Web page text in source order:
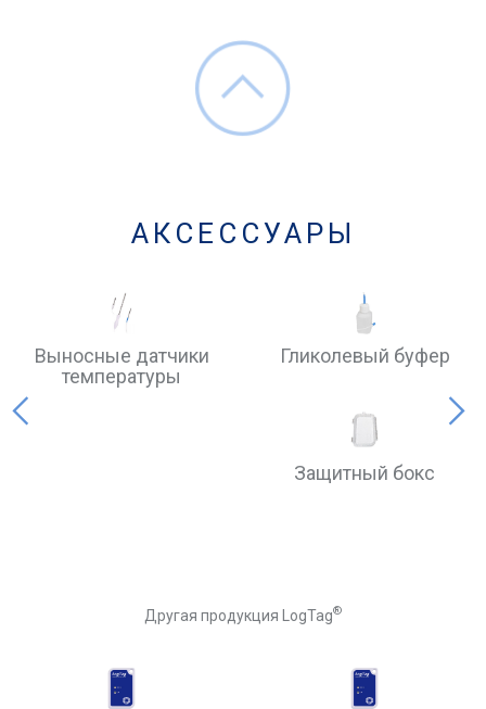
АКСЕССУАРЫ
Выносные датчики
температуры
Гликолевый буфер
Защитный бокс
Другая продукция LogTag®